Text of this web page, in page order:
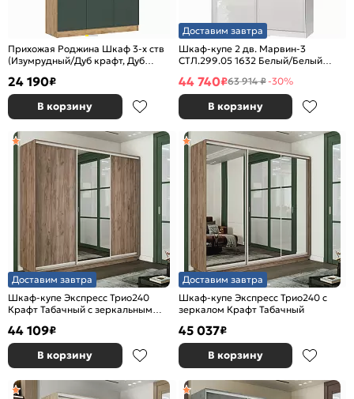
Прихожая Роджина Шкаф 3-х ств
(Изумрудный/Дуб крафт, Дуб
24 190₽
В корзину
Доставим завтра
Шкаф-купе 2 дв. Марвин-3
СТЛ.299.05 1632 Белый/Белый
44 740₽63 914 ₽-30%
В корзину
Доставим завтра
Шкаф-купе Экспресс Трио240
Крафт Табачный с зеркальным
44 109₽
В корзину
Доставим завтра
Шкаф-купе Экспресс Трио240 с
зеркалом Крафт Табачный
45 037₽
В корзину